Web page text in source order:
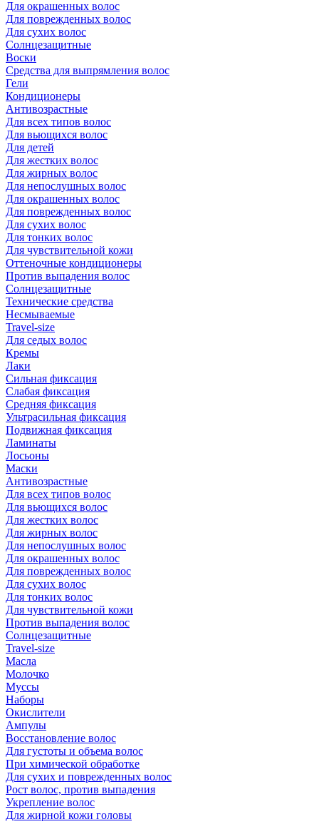
Для окрашенных волос
Для поврежденных волос
Для сухих волос
Солнцезащитные
Воски
Средства для выпрямления волос
Гели
Кондиционеры
Антивозрастные
Для всех типов волос
Для вьющихся волос
Для детей
Для жестких волос
Для жирных волос
Для непослушных волос
Для окрашенных волос
Для поврежденных волос
Для сухих волос
Для тонких волос
Для чувствительной кожи
Оттеночные кондиционеры
Против выпадения волос
Солнцезащитные
Технические средства
Несмываемые
Travel-size
Для седых волос
Кремы
Лаки
Сильная фиксация
Слабая фиксация
Средняя фиксация
Ультрасильная фиксация
Подвижная фиксация
Ламинаты
Лосьоны
Маски
Антивозрастные
Для всех типов волос
Для вьющихся волос
Для жестких волос
Для жирных волос
Для непослушных волос
Для окрашенных волос
Для поврежденных волос
Для сухих волос
Для тонких волос
Для чувствительной кожи
Против выпадения волос
Солнцезащитные
Travel-size
Масла
Молочко
Муссы
Наборы
Окислители
Ампулы
Восстановление волос
Для густоты и объема волос
При химической обработке
Для сухих и поврежденных волос
Рост волос, против выпадения
Укрепление волос
Для жирной кожи головы